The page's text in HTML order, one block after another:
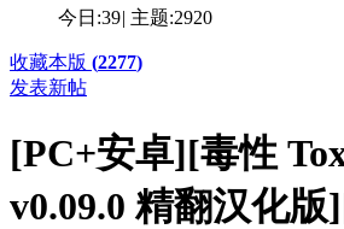
今日:39| 主题:2920
收藏本版 (2277)
发表新帖
[PC+安卓][毒性
v0.09.0 精翻汉化